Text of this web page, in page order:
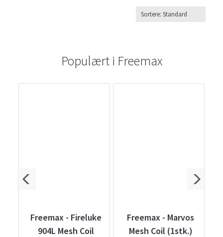
Populært i Freemax
Freemax - Fireluke
904L Mesh Coil
Freemax - Marvos
Mesh Coil (1stk.)